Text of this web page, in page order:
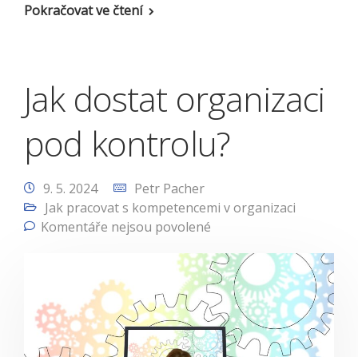
Pokračovat ve čtení
Jak dostat organizaci
pod kontrolu?
9. 5. 2024
Petr Pacher
Jak pracovat s kompetencemi v organizaci
Komentáře nejsou povolené